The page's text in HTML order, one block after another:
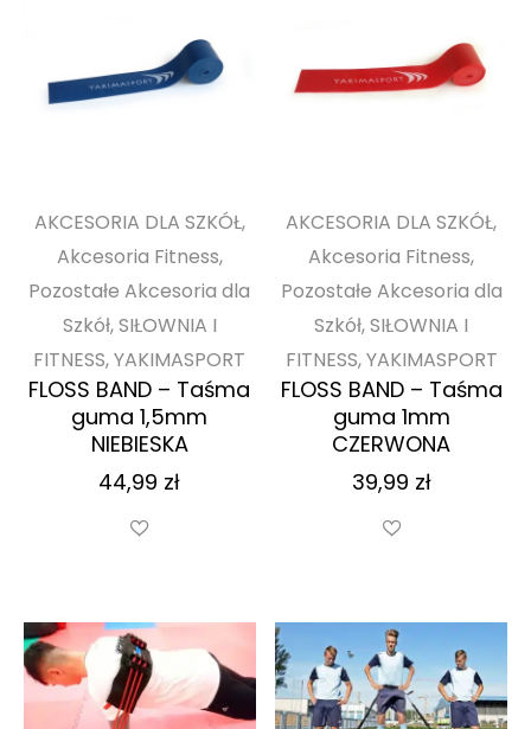
AKCESORIA DLA SZKÓŁ,
Akcesoria Fitness,
Pozostałe Akcesoria dla
Szkół, SIŁOWNIA I
FITNESS, YAKIMASPORT
FLOSS BAND – Taśma
guma 1,5mm
NIEBIESKA
44,99 zł
AKCESORIA DLA SZKÓŁ,
Akcesoria Fitness,
Pozostałe Akcesoria dla
Szkół, SIŁOWNIA I
FITNESS, YAKIMASPORT
FLOSS BAND – Taśma
guma 1mm
CZERWONA
39,99 zł